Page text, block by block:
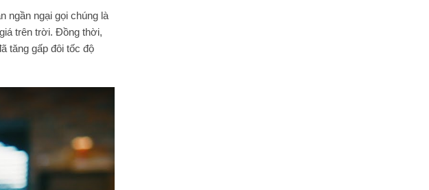
ngần ngại gọi chúng là
trên trời. Đồng thời,
tăng gấp đôi tốc độ